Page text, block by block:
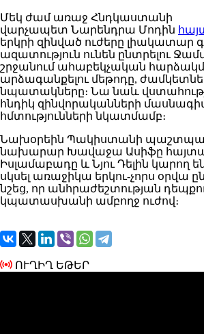
Մեկ ժամ առաջ Հնդկաստանի
վարչապետ Նարենդրա Մոդին
երկրի զինված ուժերը լիակատար
ազատություն ունեն ընտրելու
շրջանում ահաբեկչական
արձագանքելու մեթոդը,
նպատակները։ Նա նաև
հնդիկ զինվորականների
հմտությունների նկատմամբ։
Նախօրեին Պակիստանի
նախարար Խավաջա Ասիֆը
Իսլամաբադը և Նյու Դելին կարող
սկսել առաջիկա երկու-չորս օրվա
նշեց, որ անհրաժեշտության
կպատասխանի ամբողջ ուժով։
ՈՒՂԻՂ ԵԹԵՐ